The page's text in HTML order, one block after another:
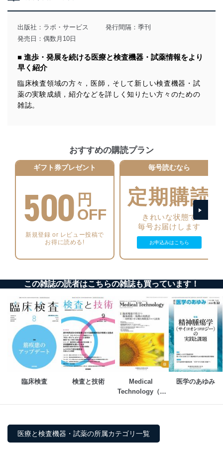
用目的を明確にし、本人の同意を得たうえで利用目的の
達成に必要な範囲内で適法かつ公正な手段によって取
得・利用・提供を行います。また、当社が保有している
個人情報は、同意を得ずに目的外利用、第三者への提
供・開示は行いません。当社においてはこれらの取り組
みを確実にするため、従業者等の教育を徹底してまいり
ます。また、目的外利用を行わないために、適切な管理
措置を講じます。
法令遵守
個人情報の安全管理措置
に、下記セキュリティ対策をはじめとする安全対策を実
施し、個人情報の漏えい、滅失またはき損の防止及び是
正に努めます。
アクセス制御
個人データを取り扱うことのできる機器及び当該
機器を取り扱う従業者を明確化し、 個人データへ
機器に標準装備されているユーザー制御機能（ユ
ーザーアカウント制御）により、個人情報データ
ベース等を取り扱う情報システムを使用する従業
者を識別・認証しています。
外部からの不正アクセス等の防止
個人データを取り扱う機器等のオペレーティング
システムを最新の状態に保持しています。
個人データを取り扱う機器等にセキュリティ対策
ソフトウェア等を導入し、自動更新 機能等の活用
情報システムの使用に伴う漏洩等の防止
個人情報保護マネジメントシステムの継続的改善
出版社： ラボ・サービス
発行間隔：季刊
発売日：偶数月10日
■ 進歩・発展を続ける医療と検査機器・試薬情報をより
早く紹介
臨床検査領域の方々，医師，そして新しい検査機器・試
薬の実験成績，紹介などを詳しく知りたい方々のための
雑誌。
おすすめの購読プラン
ギフト券プレゼント
500 円
OFF
新規登録 or レビュー投稿で
お得に読める!
毎号読むなら
定期購読
きれいな状態で
毎号お届けします
お申込みはこちら
この雑誌の読者はこちらの雑誌も買っています！
臨床検査 検査と技術
Medical
Technology（メ
医学のあゆみ
医療と検査機器・試薬の所属カテゴリ一覧